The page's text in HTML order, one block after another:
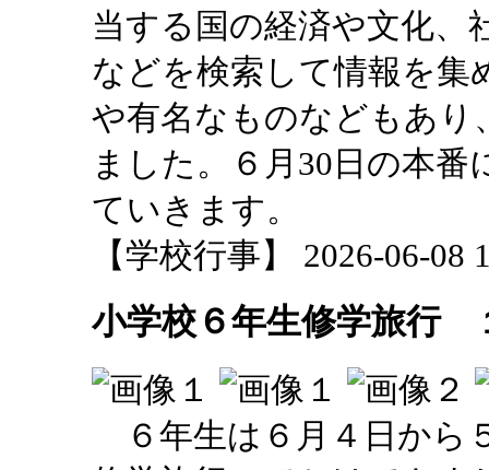
当する国の経済や文化、
などを検索して情報を集
や有名なものなどもあ
ました。６月30日の本
ていきます。
【学校行事】 2026-06-08
小学校６年生修学旅行
６年生は６月４日から